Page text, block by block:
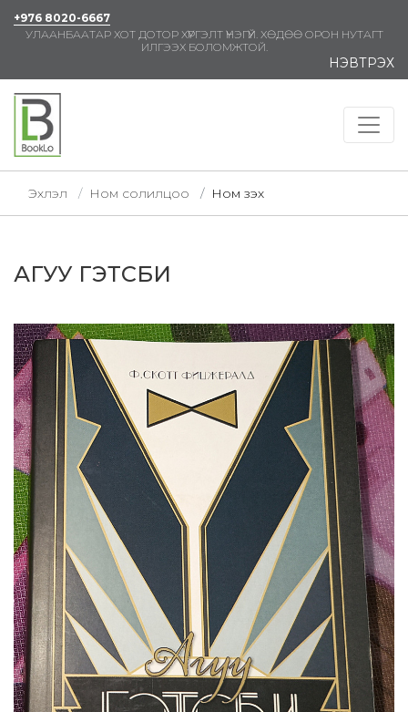
+976 8020-6667
УЛААНБААТАР ХОТ ДОТОР ХҮРГЭЛТ ҮНЭГҮЙ. ХӨДӨӨ ОРОН НУТАГТ
ИЛГЭЭХ БОЛОМЖТОЙ.
НЭВТРЭХ
Эхлэл Ном солилцоо Ном үзэх
АГУУ ГЭТСБИ